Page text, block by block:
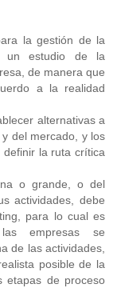
la gestión de la
un estudio de la
de manera que
a la realidad
alternativas a
del mercado, y los
la ruta crítica
o grande, o del
actividades, debe
para lo cual es
empresas se
de las actividades,
posible de la
etapas de proceso